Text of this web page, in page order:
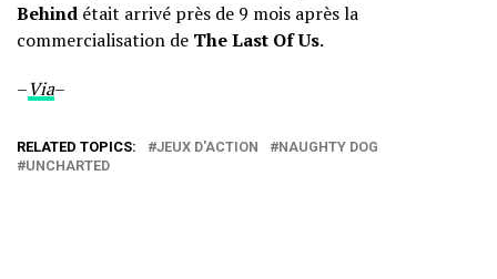
Behind était arrivé près de 9 mois après la
commercialisation de The Last Of Us.
–Via–
RELATED TOPICS: JEUX D'ACTION
NAUGHTY DOG
UNCHARTED